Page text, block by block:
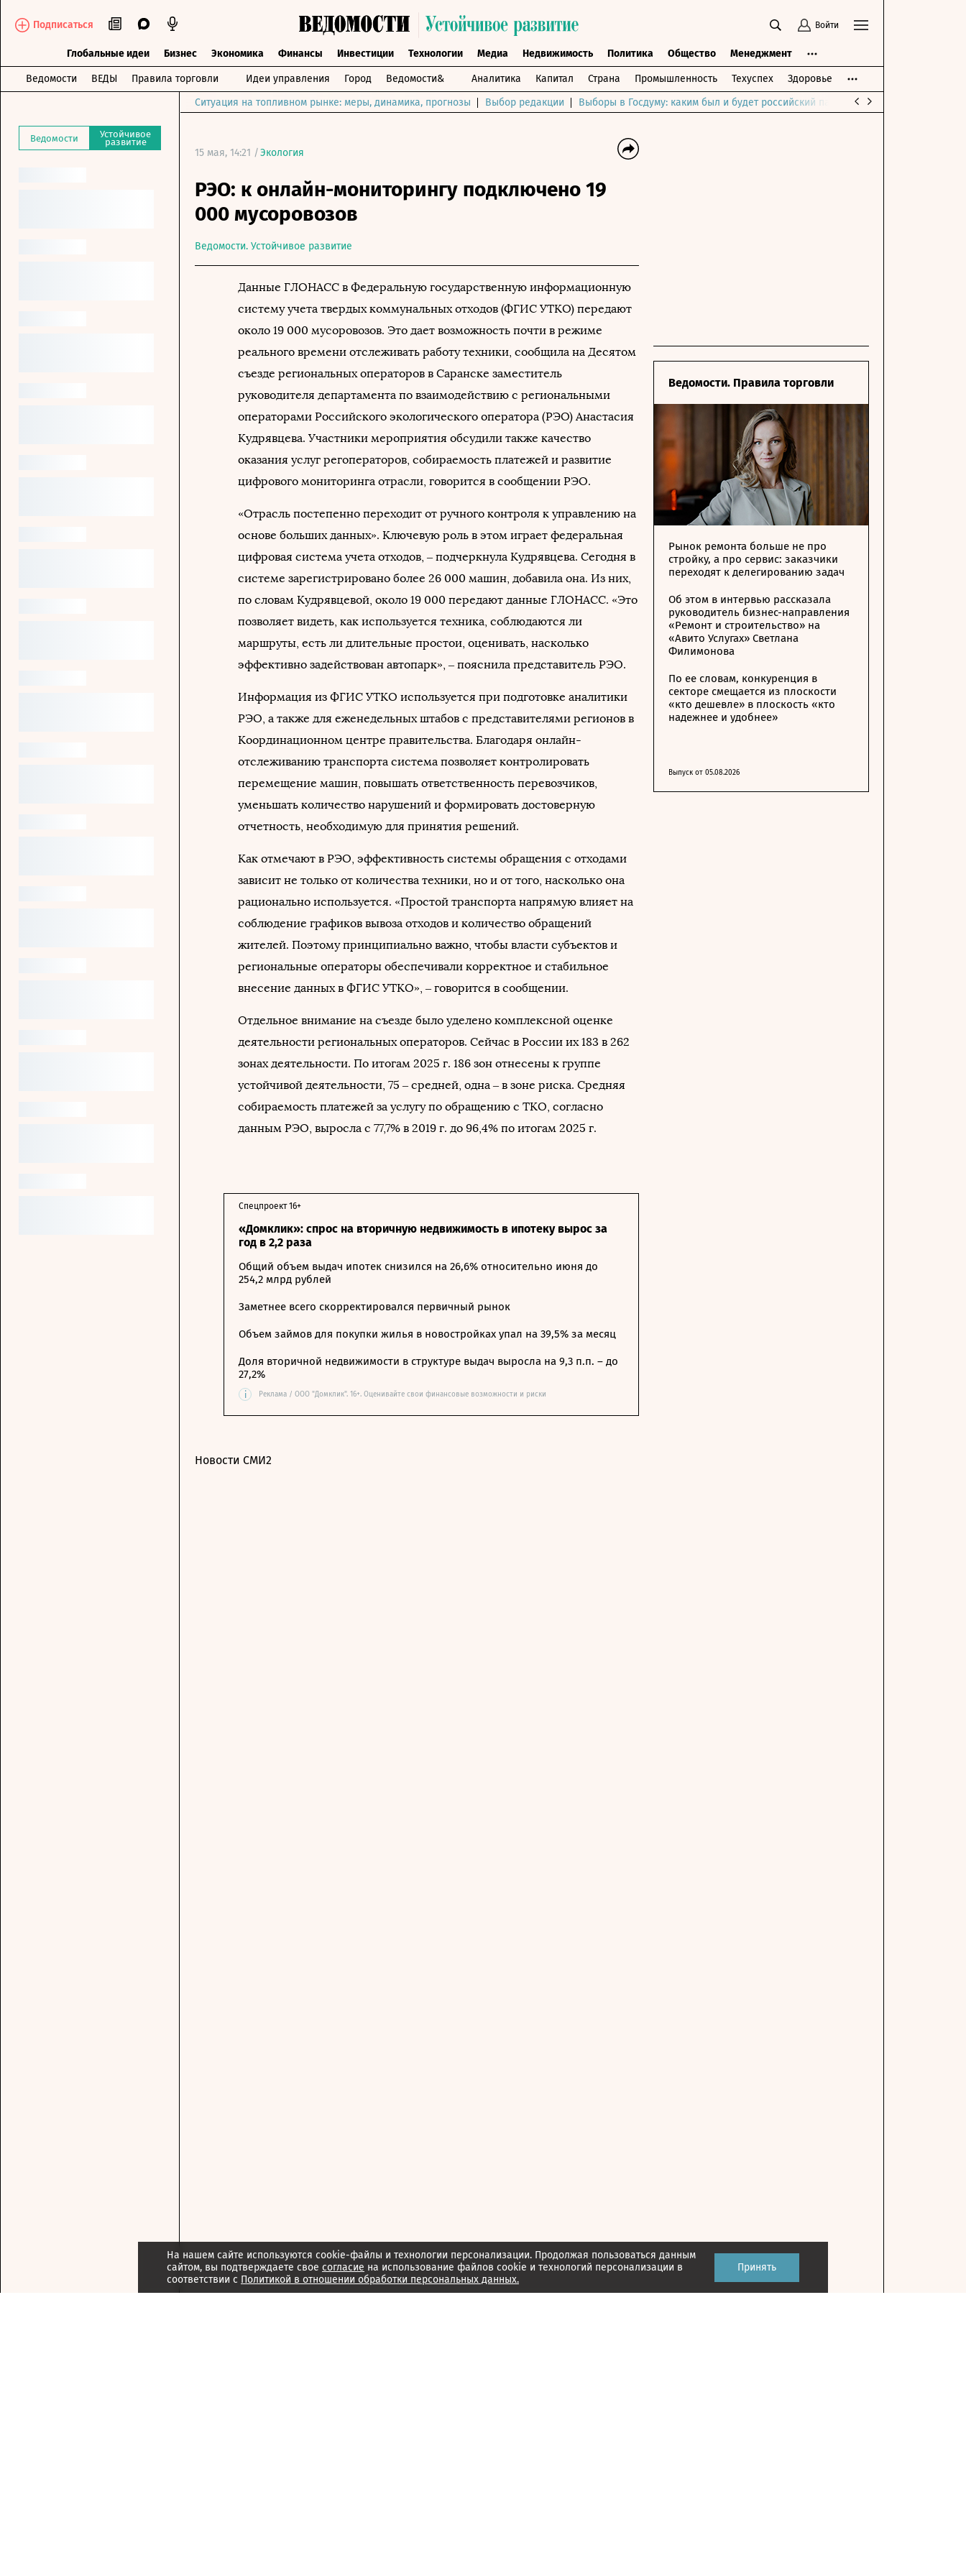
На нашем сайте используются cookie-файлы и технологии персонализации. Продолжая пользоваться данным
сайтом, вы подтверждаете свое согласие на использование файлов cookie и технологий персонализации в
соответствии с Политикой в отношении обработки персональных данных.
Принять
Подписаться Войти
Глобальные идеи Бизнес Экономика Финансы Инвестиции Технологии Медиа Недвижимость Политика Общество Менеджмент
Ведомости ВЕДЫ Правила торговли Идеи управления Город Ведомости& Аналитика Капитал Страна Промышленность Техуспех Здоровье
Ведомости Устойчивое
развитие
Ситуация на топливном рынке: меры, динамика, прогнозы Выбор редакции Выборы в Госдуму: каким был и будет российский парламент
15 мая, 14:21 /Экология
РЭО: к онлайн-мониторингу подключено 19
000 мусоровозов
Ведомости. Устойчивое развитие
Данные ГЛОНАСС в Федеральную государственную информационную
систему учета твердых коммунальных отходов (ФГИС УТКО) передают
около 19 000 мусоровозов. Это дает возможность почти в режиме
реального времени отслеживать работу техники, сообщила на Десятом
съезде региональных операторов в Саранске заместитель
руководителя департамента по взаимодействию с региональными
операторами Российского экологического оператора (РЭО) Анастасия
Кудрявцева. Участники мероприятия обсудили также качество
оказания услуг регоператоров, собираемость платежей и развитие
цифрового мониторинга отрасли, говорится в сообщении РЭО.
«Отрасль постепенно переходит от ручного контроля к управлению на
основе больших данных». Ключевую роль в этом играет федеральная
цифровая система учета отходов, – подчеркнула Кудрявцева. Сегодня в
системе зарегистрировано более 26 000 машин, добавила она. Из них,
по словам Кудрявцевой, около 19 000 передают данные ГЛОНАСС. «Это
позволяет видеть, как используется техника, соблюдаются ли
маршруты, есть ли длительные простои, оценивать, насколько
эффективно задействован автопарк», – пояснила представитель РЭО.
Информация из ФГИС УТКО используется при подготовке аналитики
РЭО, а также для еженедельных штабов с представителями регионов в
Координационном центре правительства. Благодаря онлайн-
отслеживанию транспорта система позволяет контролировать
перемещение машин, повышать ответственность перевозчиков,
уменьшать количество нарушений и формировать достоверную
отчетность, необходимую для принятия решений.
Как отмечают в РЭО, эффективность системы обращения с отходами
зависит не только от количества техники, но и от того, насколько она
рационально используется. «Простой транспорта напрямую влияет на
соблюдение графиков вывоза отходов и количество обращений
жителей. Поэтому принципиально важно, чтобы власти субъектов и
региональные операторы обеспечивали корректное и стабильное
внесение данных в ФГИС УТКО», – говорится в сообщении.
Отдельное внимание на съезде было уделено комплексной оценке
деятельности региональных операторов. Сейчас в России их 183 в 262
зонах деятельности. По итогам 2025 г. 186 зон отнесены к группе
устойчивой деятельности, 75 – средней, одна – в зоне риска. Средняя
собираемость платежей за услугу по обращению с ТКО, согласно
данным РЭО, выросла с 77,7% в 2019 г. до 96,4% по итогам 2025 г.
«Домклик»: спрос на вторичную недвижимость в ипотеку вырос за
год в 2,2 раза
Спецпроект 16+
Общий объем выдач ипотек снизился на 26,6% относительно июня до
254,2 млрд рублей
Заметнее всего скорректировался первичный рынок
Объем займов для покупки жилья в новостройках упал на 39,5% за месяц
Доля вторичной недвижимости в структуре выдач выросла на 9,3 п.п. – до
27,2%
i Реклама / ООО "Домклик". 16+. Оценивайте свои финансовые возможности и риски
Ведомости. Правила торговли
Рынок ремонта больше не про
стройку, а про сервис: заказчики
переходят к делегированию задач
Об этом в интервью рассказала
руководитель бизнес-направления
«Ремонт и строительство» на
«Авито Услугах» Светлана
Филимонова
По ее словам, конкуренция в
секторе смещается из плоскости
«кто дешевле» в плоскость «кто
надежнее и удобнее»
Выпуск от 05.08.2026
Новости СМИ2